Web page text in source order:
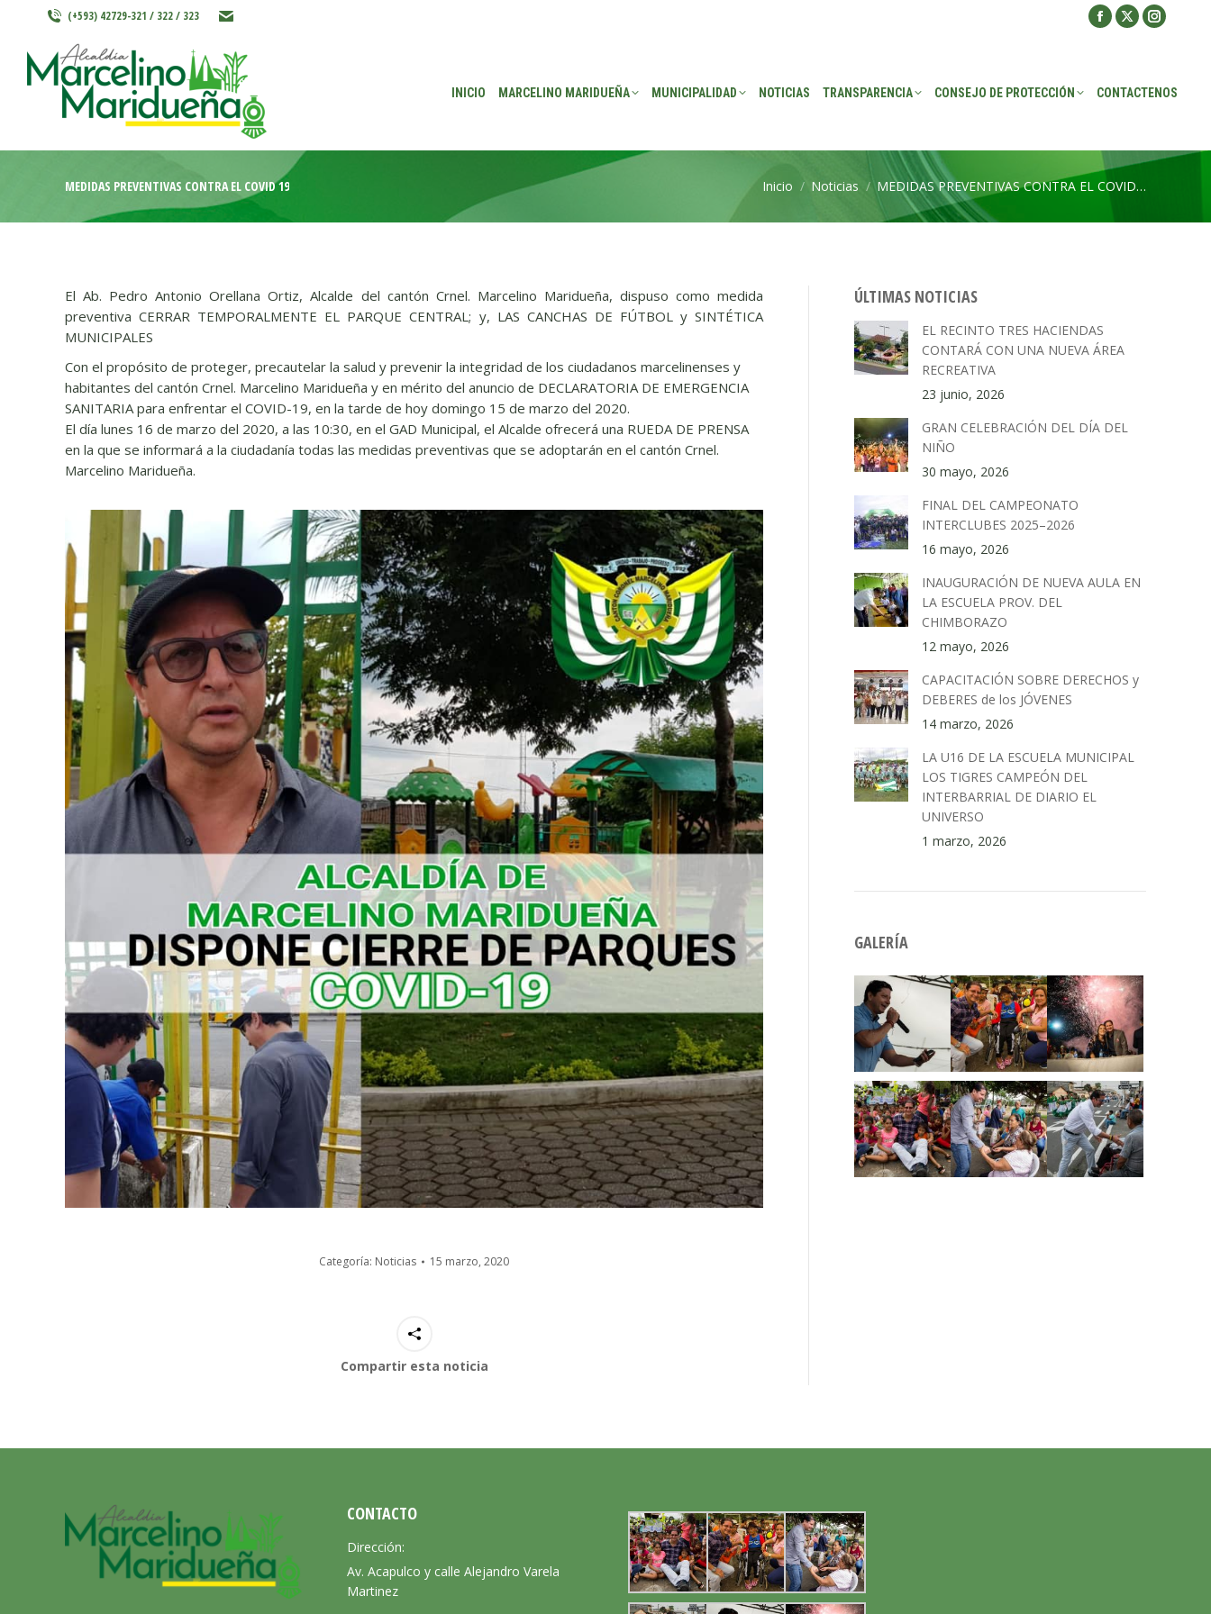
(+593) 42729-321 / 322 / 323
Facebook
in
X
in
in
INICIO MARCELINO MARIDUEÑA MUNICIPALIDAD NOTICIAS TRANSPARENCIA CONSEJO DE PROTECCIÓN CONTACTENOS
MEDIDAS PREVENTIVAS CONTRA EL COVID 19 Estás aquí:
Inicio Noticias MEDIDAS PREVENTIVAS CONTRA EL COVID…
El Ab. Pedro Antonio Orellana Ortiz, Alcalde del cantón Crnel. Marcelino Maridueña, dispuso como medida
preventiva CERRAR TEMPORALMENTE EL PARQUE CENTRAL; y, LAS CANCHAS DE FÚTBOL y SINTÉTICA
MUNICIPALES
Con el propósito de proteger, precautelar la salud y prevenir la integridad de los ciudadanos marcelinenses y
habitantes del cantón Crnel. Marcelino Maridueña y en mérito del anuncio de DECLARATORIA DE EMERGENCIA
SANITARIA para enfrentar el COVID-19, en la tarde de hoy domingo 15 de marzo del 2020.
El día lunes 16 de marzo del 2020, a las 10:30, en el GAD Municipal, el Alcalde ofrecerá una RUEDA DE PRENSA
en la que se informará a la ciudadanía todas las medidas preventivas que se adoptarán en el cantón Crnel.
Marcelino Maridueña.
Categoría: Noticias 15 marzo, 2020
Compartir esta noticia
ÚLTIMAS NOTICIAS
EL RECINTO TRES HACIENDAS
CONTARÁ CON UNA NUEVA ÁREA
RECREATIVA
23 junio, 2026
GRAN CELEBRACIÓN DEL DÍA DEL
NIÑO
30 mayo, 2026
FINAL DEL CAMPEONATO
INTERCLUBES 2025–2026
16 mayo, 2026
INAUGURACIÓN DE NUEVA AULA EN
LA ESCUELA PROV. DEL
CHIMBORAZO
12 mayo, 2026
CAPACITACIÓN SOBRE DERECHOS y
DEBERES de los JÓVENES
14 marzo, 2026
LA U16 DE LA ESCUELA MUNICIPAL
LOS TIGRES CAMPEÓN DEL
INTERBARRIAL DE DIARIO EL
UNIVERSO
1 marzo, 2026
GALERÍA
CONTACTO
Dirección:
Av. Acapulco y calle Alejandro Varela
Martinez